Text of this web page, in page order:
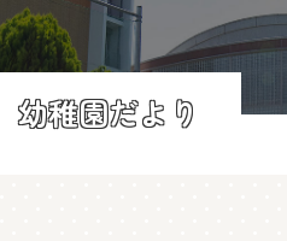
幼稚園だより